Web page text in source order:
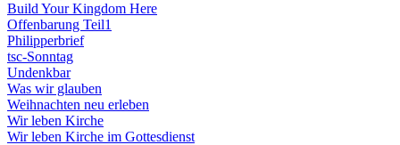
Build Your Kingdom Here
Offenbarung Teil1
Philipperbrief
tsc-Sonntag
Undenkbar
Was wir glauben
Weihnachten neu erleben
Wir leben Kirche
Wir leben Kirche im Gottesdienst